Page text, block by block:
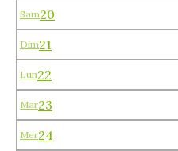
Sam20
Dim21
Lun22
Mar23
Mer24